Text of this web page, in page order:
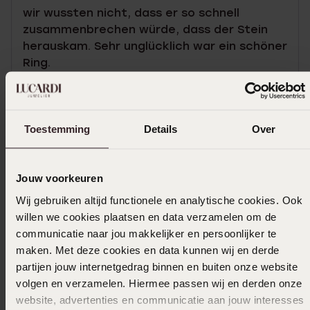
Toestemming Details Over
Jouw voorkeuren
Wij gebruiken altijd functionele en analytische cookies. Ook
willen we cookies plaatsen en data verzamelen om de
communicatie naar jou makkelijker en persoonlijker te
maken. Met deze cookies en data kunnen wij en derde
partijen jouw internetgedrag binnen en buiten onze website
volgen en verzamelen. Hiermee passen wij en derden onze
website, advertenties en communicatie aan jouw interesses
wir wussten nicht, dass er so schnell
zusammenbrechen würde, dass der Stein
herauskam. Sehr unglücklich war ein schöner
Ring.
Übersetzt
Mehr anzeigen
Größe auswählen und bestellen
Das könnte dir gefallen